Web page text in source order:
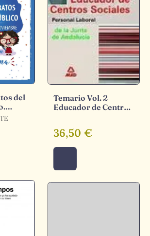
del
Temario Vol. 2
Educador de Centros
de Andalucía 2007
36,50 €